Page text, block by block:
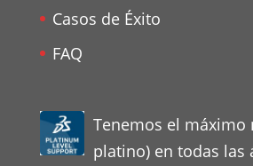
Casos de Éxito
FAQ
Tenemos el máximo
platino) en todas las